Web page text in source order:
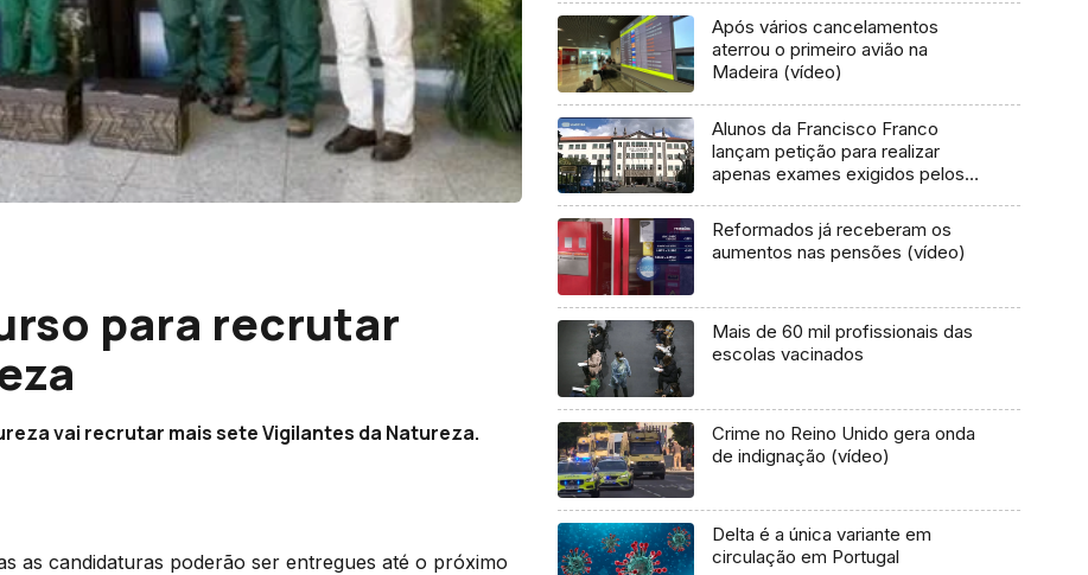
para recrutar
vai recrutar mais sete Vigilantes da Natureza.
as candidaturas poderão ser entregues até o próximo
Após vários cancelamentos
aterrou o primeiro avião na
Madeira (vídeo)
Alunos da Francisco Franco
lançam petição para realizar
apenas exames exigidos pelos
Reformados já receberam os
aumentos nas pensões (vídeo)
Mais de 60 mil profissionais das
escolas vacinados
Crime no Reino Unido gera onda
de indignação (vídeo)
Delta é a única variante em
circulação em Portugal